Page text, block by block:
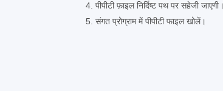
पीपीटी फ़ाइल निर्दिष्ट पथ पर सहेजी जाएगी।
संगत प्रोग्राम में पीपीटी फाइल खोलें।